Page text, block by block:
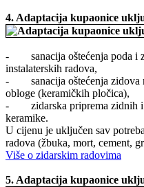
4. Adaptacija kupaonice
- sanacija oštećenja poda i
instalaterskih radova,
- sanacija oštećenja zidova
obloge (keramičkih pločica),
- zidarska priprema zidnih i
keramike.
U cijenu je uključen sav
radova (žbuka, mort, cement,
Više o zidarskim radovima
5. Adaptacija kupaonice